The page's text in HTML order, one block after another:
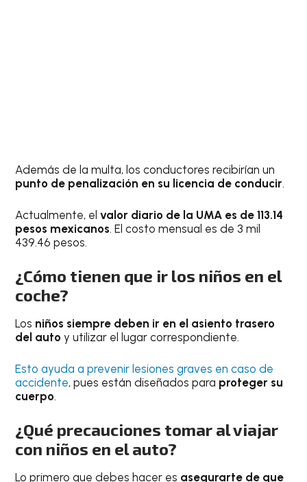
Además de la multa, los conductores recibirían un
punto de penalización en su licencia de conducir.
Actualmente, elvalor diario de la UMA es de 113.14
pesos mexicanos. El costo mensual es de 3 mil
439.46 pesos.
¿Cómo tienen que ir los niños en el
coche?
Los niños siempre deben ir en el asiento trasero
del auto y utilizar el lugar correspondiente.
Esto ayuda a prevenir lesiones graves en caso de
accidente, pues están diseñados para proteger su
cuerpo.
¿Qué precauciones tomar al viajar
con niños en el auto?
Lo primero que debes hacer es asegurarte de que